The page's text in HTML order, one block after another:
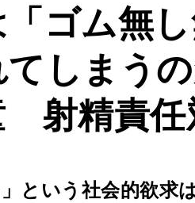
ゴム無
てしまう
射精責任
という社会的欲求